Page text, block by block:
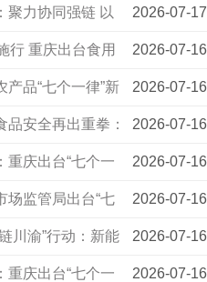
2026-07-17
聚力协同强链 以
显著 2026-07-16
行 重庆出台食用
2026-07-16
产品“七个一律”新
2026-07-16
安全再出重拳：
安 2026-07-16
重庆出台“七个一
线 2026-07-16
场监管局出台“七
实到位 2026-07-16
川渝”行动：新能
2026-07-16
重庆出台“七个一